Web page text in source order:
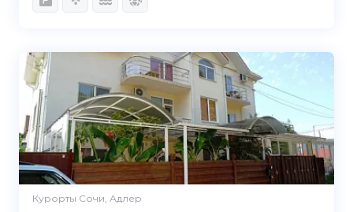
Курорты Сочи, Адлер